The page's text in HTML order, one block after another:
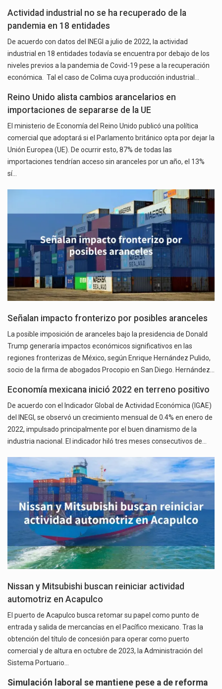
Actividad industrial no se ha recuperado de la
pandemia en 18 entidades
De acuerdo con datos del INEGI a julio de 2022, la actividad
industrial en 18 entidades todavía se encuentra por debajo de los
niveles previos a la pandemia de Covid-19 pese a la recuperación
económica. Tal el caso de Colima cuya producción industrial…
Reino Unido alista cambios arancelarios en
importaciones de separarse de la UE
El ministerio de Economía del Reino Unido publicó una política
comercial que adoptará si el Parlamento británico opta por dejar la
Unión Europea (UE). De ocurrir esto, 87% de todas las
importaciones tendrían acceso sin aranceles por un año, el 13%
sí…
Señalan impacto fronterizo por posibles aranceles
La posible imposición de aranceles bajo la presidencia de Donald
Trump generaría impactos económicos significativos en las
regiones fronterizas de México, según Enrique Hernández Pulido,
socio de la firma de abogados Procopio en San Diego. Hernández…
Economía mexicana inició 2022 en terreno positivo
De acuerdo con el Indicador Global de Actividad Económica (IGAE)
del INEGI, se observó un crecimiento mensual de 0.4% en enero de
2022, impulsado principalmente por el buen dinamismo de la
industria nacional. El indicador hiló tres meses consecutivos de…
Nissan y Mitsubishi buscan reiniciar actividad
automotriz en Acapulco
El puerto de Acapulco busca retomar su papel como punto de
entrada y salida de mercancías en el Pacífico mexicano. Tras la
obtención del título de concesión para operar como puerto
comercial y de altura en octubre de 2023, la Administración del
Sistema Portuario…
Simulación laboral se mantiene pese a de reforma